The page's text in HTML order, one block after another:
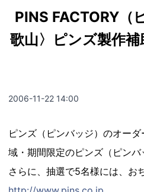
PINS FACTORY（
歌山〉ピンズ製作
2006-11-22 14:00
ピンズ（ピンバッジ）のオー
域・期間限定のピンズ（ピン
さらに、抽選で5名様には、お